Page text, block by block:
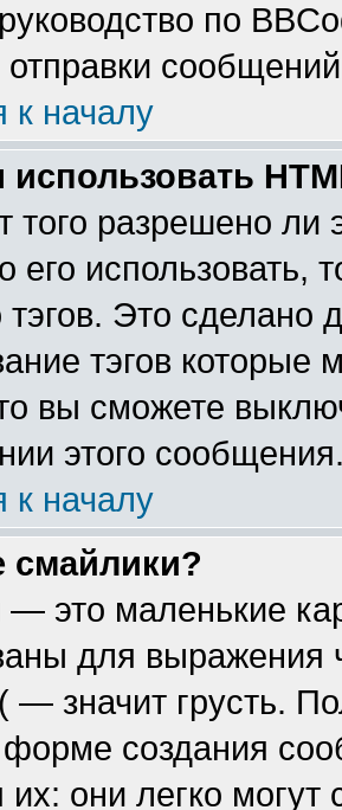
по
к началу
использовать
того разрешено
его использовать,
тэгов. Это сделано
тэгов
вы сможете
этого
к началу
смайлики?
это маленькие
для
— значит грусть.
форме создания
их: они легко